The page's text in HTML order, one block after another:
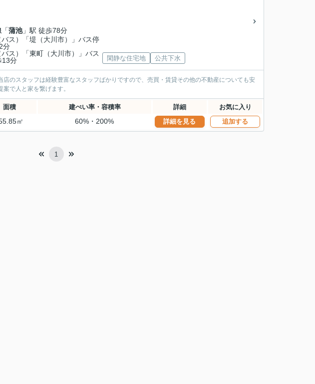
「蒲池」駅 徒歩78分
ス）「堤（大川市）」バス停
分
ス）「東町（大川市）」バス
分
閑静な住宅地 公共下水
のスタッフは経験豊富なスタッフばかりですので、売買・賃貸その他の不動産についても安
で人と家を繋げます。
面積 建ぺい率・容積率 詳細 お気に入り
㎡ 60%・200% 詳細を見る 追加する
1